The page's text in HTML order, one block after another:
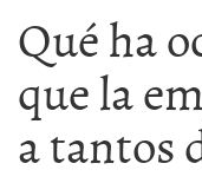
Qué ha
que la
a tantos